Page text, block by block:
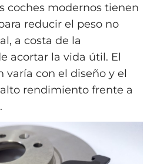
coches modernos tienen
reducir el peso no
a costa de la
acortar la vida útil. El
varía con el diseño y el
rendimiento frente a